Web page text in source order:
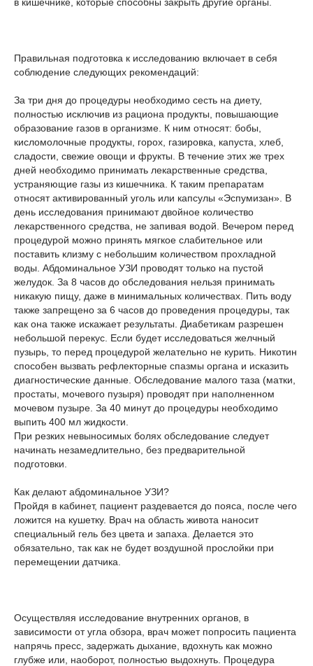
Правильная подготовка к исследованию включает в себя
соблюдение следующих рекомендаций:
За три дня до процедуры необходимо сесть на диету,
полностью исключив из рациона продукты, повышающие
образование газов в организме. К ним относят: бобы,
кисломолочные продукты, горох, газировка, капуста, хлеб,
сладости, свежие овощи и фрукты. В течение этих же трех
дней необходимо принимать лекарственные средства,
устраняющие газы из кишечника. К таким препаратам
относят активированный уголь или капсулы «Эспумизан». В
день исследования принимают двойное количество
лекарственного средства, не запивая водой. Вечером перед
процедурой можно принять мягкое слабительное или
поставить клизму с небольшим количеством прохладной
воды. Абдоминальное УЗИ проводят только на пустой
желудок. За 8 часов до обследования нельзя принимать
никакую пищу, даже в минимальных количествах. Пить воду
также запрещено за 6 часов до проведения процедуры, так
как она также искажает результаты. Диабетикам разрешен
небольшой перекус. Если будет исследоваться желчный
пузырь, то перед процедурой желательно не курить. Никотин
способен вызвать рефлекторные спазмы органа и исказить
диагностические данные. Обследование малого таза (матки,
простаты, мочевого пузыря) проводят при наполненном
мочевом пузыре. За 40 минут до процедуры необходимо
выпить 400 мл жидкости.
При резких невыносимых болях обследование следует
начинать незамедлительно, без предварительной
подготовки.
Как делают абдоминальное УЗИ?
Пройдя в кабинет, пациент раздевается до пояса, после чего
ложится на кушетку. Врач на область живота наносит
специальный гель без цвета и запаха. Делается это
обязательно, так как не будет воздушной прослойки при
перемещении датчика.
Осуществляя исследование внутренних органов, в
зависимости от угла обзора, врач может попросить пациента
напрячь пресс, задержать дыхание, вдохнуть как можно
глубже или, наоборот, полностью выдохнуть. Процедура